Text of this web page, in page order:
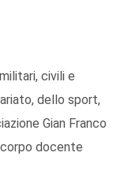
civili e
dello sport,
Gian Franco
docente